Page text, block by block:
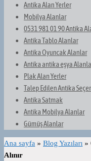
Antika Alan Yerler
Mobilya Alanlar
0531 981 01 90 Antika
Antika Tablo Alanlar
Antika Oyuncak Alanlar
Antika antika eşya
Plak Alan Yerler
Talep Edilen Antika
Antika Satmak
Antika Mobilya Alanlar
Gümüş Alanlar
Ana sayfa » Blog Yazıları »
Alınır